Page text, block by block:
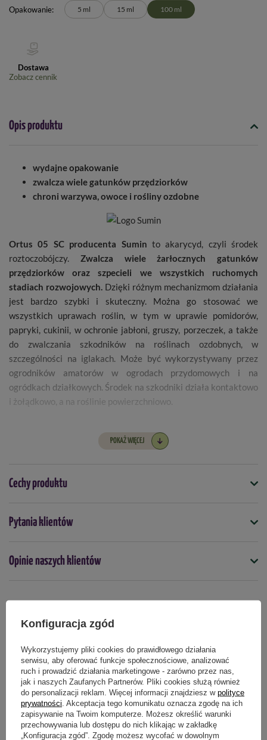
Opakowanie 5 ml 15 ml 100 ml
Dostawa
Zobacz cennik
Opis produktu
wydajne opakowanie
zwalcza wiele gatunków przędziorków
chroni warzywa, owoce i rośliny ozdobne
Ortus 05 SC producenta Sumin to akarycyd, czyli środek
roztoczobójczy. Zwalcza wiele żarłocznych gatunków
przędziorków oraz szpecieli we wszystkich ruchomych
stadiach rozwojowych. Dzięki różnym mechanizmom działania
jest bardzo szybki i skuteczny. Można go stosować we
wszystkich uprawach roślin, w tym w uprawie pomidorów,
papryki, cukinii, w ochronie jabłoni, gruszy, porzeczek, a także
do zwalczania szkodników na roślinach ozdobnych, w
szczególności na iglakach. Może być wykorzystywany przez
ogrodników amatorów w ogrodach przydomowych i na
ogródkach działkowych. Środek na szkodniki działa kontaktowo
i żołądkowo, a na roślinie powierzchniowo.
przędziorek szklarniowiec,
przędziorek lipowiec,
wielkopąkowiec porzeczkowy,
pordzewiacz śliwkowy,
Jak stosować Ortus 05 SC marki Sumin?
Preparat jest sprzedawany w skoncentrowanej postaci. Przed
użyciem koncentrat należy rozcieńczyć wodą w odpowiedniej
dawce. Przygotowaną zawiesiną należy dokładnie pokryć
zaatakowane rośliny, z uwzględnieniem wszelkich zakamarków i
spodnich stron liści. Oprysk należy wykonywać za pomocą
opryskiwacza ręcznego lub ciśnieniowego.
POKAŻ WIĘCEJ
Cechy produktu
Symbol
5907102004293
jabłoń grusza drzewa i krzewy owocowe
Na jakie szkodniki
przez cały rok
Forma
płyn
Podmiot odpowiedzialny za ten produkt na terenie UE Więcej
Pytania klientów
Opinie naszych klientów
Produkty powiązane
Konfiguracja zgód
Wykorzystujemy pliki cookies do prawidłowego działania
serwisu, aby oferować funkcje społecznościowe, analizować
ruch i prowadzić działania marketingowe - zarówno przez nas,
jak i naszych Zaufanych Partnerów. Pliki cookies służą również
do personalizacji reklam. Więcej informacji znajdziesz w polityce
prywatności . Akceptacja tego komunikatu oznacza zgodę na ich
zapisywanie na Twoim komputerze. Możesz określić warunki
przechowywania lub dostępu do nich klikając w zakładkę
„Konfiguracja zgód”. Zgodę możesz wycofać w dowolnym